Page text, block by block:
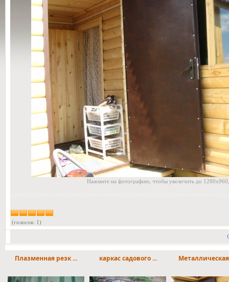
Нажмите на фотографию, чтобы увеличить до
(голосов: 1)
Плазменная резк ... каркас садового ...